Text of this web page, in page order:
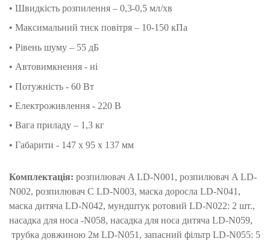
• Швидкість розпилення – 0,3-0,5 мл/хв
• Максимальний тиск повітря – 10-150 кПа
• Рівень шуму – 55 дБ
• Автовимкнення - ні
• Потужність - 60 Вт
• Електроживлення - 220 В
• Вага приладу – 1,3 кг
• Габарити - 147 х 95 х 137 мм
Комплектація: розпилювач A LD-N001, розпилювач A LD-
N002, розпилювач C LD-N003, маска доросла LD-N041,
маска дитяча LD-N042, мундштук ротовий LD-N022: 2 шт.,
насадка для носа -N058, насадка для носа дитяча LD-N059,
трубка довжиною 2м LD-N051, запасний фільтр LD-N055: 5